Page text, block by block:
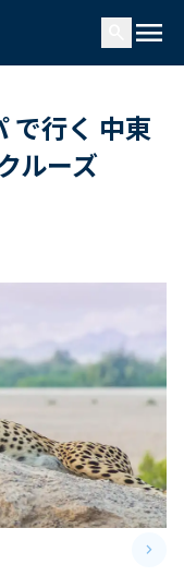
menu
で行く 中東
ルーズ
keyboard_arrow_right